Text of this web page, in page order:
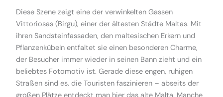
Diese Szene zeigt eine der verwinkelten Gassen
Vittoriosas (Birgu), einer der ältesten Städte Maltas. Mit
ihren Sandsteinfassaden, den maltesischen Erkern und
Pflanzenkübeln entfaltet sie einen besonderen Charme,
der Besucher immer wieder in seinen Bann zieht und ein
beliebtes Fotomotiv ist. Gerade diese engen, ruhigen
Straßen sind es, die Touristen faszinieren – abseits der